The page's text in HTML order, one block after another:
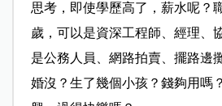
思考，即使學歷高了，薪水呢？
歲，可以是資深工程師、經理、
是公務人員、網路拍賣、擺路邊
婚沒？生了幾個小孩？錢夠用嗎